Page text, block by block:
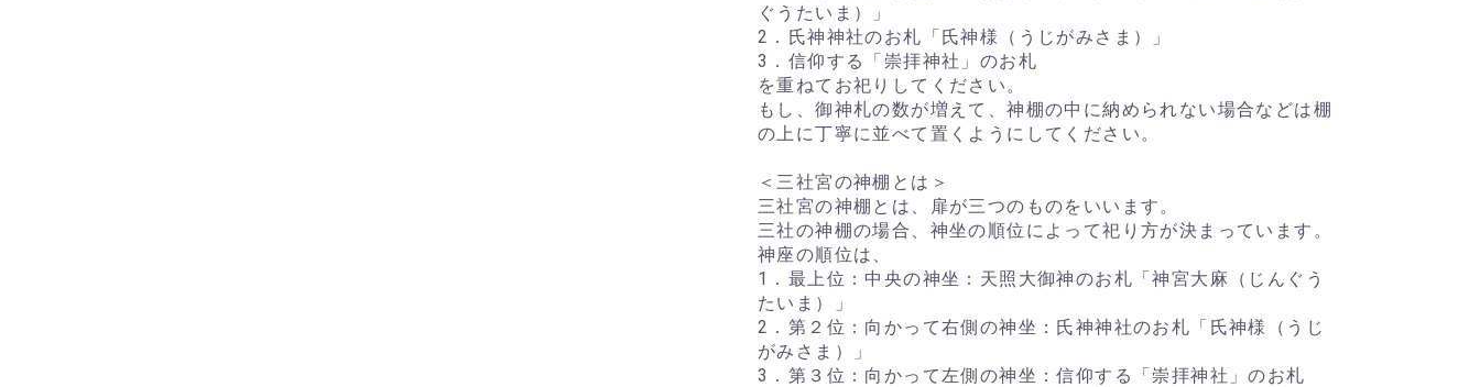
ぐうたいま）」
2．氏神神社のお札「氏神様（うじがみさま）」
3．信仰する「崇拝神社」のお札
を重ねてお祀りしてください。
もし、御神札の数が増えて、神棚の中に納められない場合などは棚
の上に丁寧に並べて置くようにしてください。
＜三社宮の神棚とは＞
三社宮の神棚とは、扉が三つのものをいいます。
三社の神棚の場合、神坐の順位によって祀り方が決まっています。
神座の順位は、
1．最上位：中央の神坐：天照大御神のお札「神宮大麻（じんぐう
たいま）」
2．第２位：向かって右側の神坐：氏神神社のお札「氏神様（うじ
がみさま）」
3．第３位：向かって左側の神坐：信仰する「崇拝神社」のお札